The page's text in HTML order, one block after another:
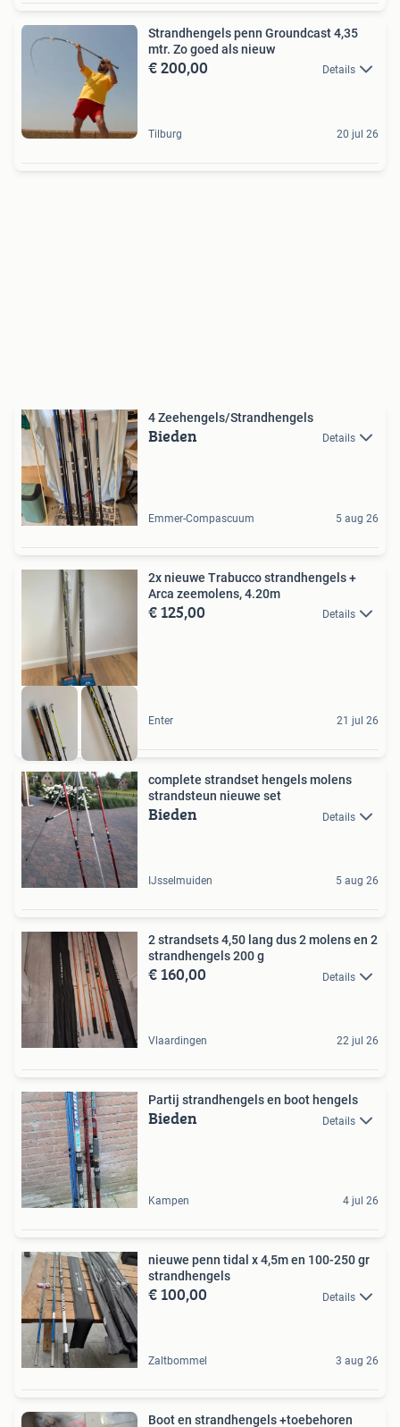
Strandhengels penn Groundcast 4,35
mtr. Zo goed als nieuw
€ 200,00 Details
Tilburg 20 jul 26
4 Zeehengels/Strandhengels
Bieden Details
Emmer-Compascuum 5 aug 26
2x nieuwe Trabucco strandhengels +
Arca zeemolens, 4.20m
€ 125,00 Details
Enter 21 jul 26
complete strandset hengels molens
strandsteun nieuwe set
Bieden Details
IJsselmuiden 5 aug 26
2 strandsets 4,50 lang dus 2 molens en 2
strandhengels 200 g
€ 160,00 Details
Vlaardingen 22 jul 26
Partij strandhengels en boot hengels
Bieden Details
Kampen 4 jul 26
nieuwe penn tidal x 4,5m en 100-250 gr
strandhengels
€ 100,00 Details
Zaltbommel 3 aug 26
Boot en strandhengels +toebehoren